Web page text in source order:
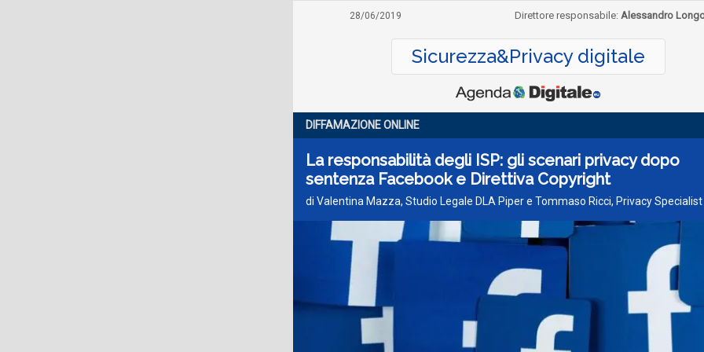
28/06/2019 Direttore responsabile: Alessandro
Sicurezza&Privacy digitale
DIFFAMAZIONE ONLINE
La responsabilità degli ISP: gli scenari privacy dopo
sentenza Facebook e Direttiva Copyright
di Valentina Mazza, Studio Legale DLA Piper e Tommaso Ricci, Privacy Specialist